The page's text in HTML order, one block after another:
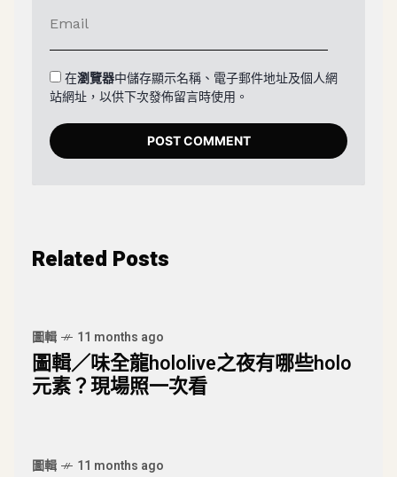
在瀏覽器中儲存顯示名稱、電子郵件地址及個人網
站網址，以供下次發佈留言時使用。
Related Posts
圖輯 11 months ago
圖輯／味全龍hololive之夜有哪些holo
元素？現場照一次看
圖輯 11 months ago